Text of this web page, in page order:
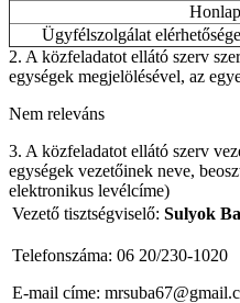
Ügyfélszolgálat
2. A közfeladatot ellátó szerv
egységek megjelölésével, az
Nem releváns
3. A közfeladatot ellátó szerv
egységek vezetőinek neve,
elektronikus levélcíme)
Vezető tisztségviselő: Sulyok
Telefonszáma: 06 20/230-1020
E-mail címe: